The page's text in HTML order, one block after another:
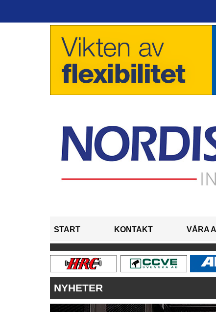
START KONTAKT VÅRA
NYHETER